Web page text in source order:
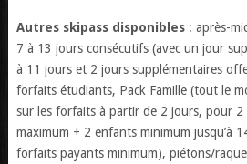
Autres skipass disponibles: après-
7 à 13 jours consécutifs (avec un jour
à 11 jours et 2 jours supplémentaires
forfaits étudiants, Pack Famille (tout le
sur les forfaits à partir de 2 jours, pour 2
maximum + 2 enfants minimum jusqu’à
forfaits payants minimum), piétons/